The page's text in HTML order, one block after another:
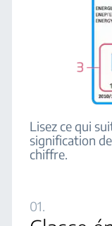
Lisez ce qui
signification
chiffre.
01.